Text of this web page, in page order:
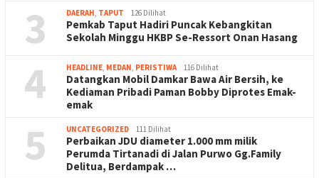
3 DAERAH, TAPUT 126 Dilihat
Pemkab Taput Hadiri Puncak Kebangkitan
Sekolah Minggu HKBP Se-Ressort Onan Hasang
4 HEADLINE, MEDAN, PERISTIWA 116 Dilihat
Datangkan Mobil Damkar Bawa Air Bersih, ke
Kediaman Pribadi Paman Bobby Diprotes Emak-
emak
5 UNCATEGORIZED 111 Dilihat
Perbaikan JDU diameter 1.000 mm milik
Perumda Tirtanadi di Jalan Purwo Gg.Family
Delitua, Berdampak …